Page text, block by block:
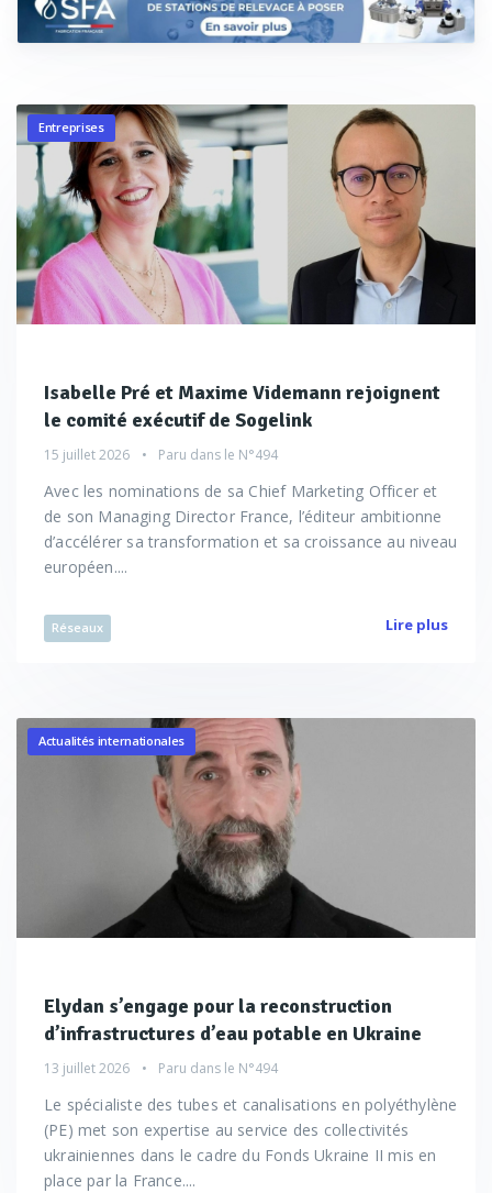
Entreprises
Isabelle Pré et Maxime Videmann rejoignent
le comité exécutif de Sogelink
15 juillet 2026 Paru dans le N°494
Avec les nominations de sa Chief Marketing Officer et
de son Managing Director France, l’éditeur ambitionne
d’accélérer sa transformation et sa croissance au niveau
européen....
Réseaux Lire plus
Actualités internationales
Elydan s’engage pour la reconstruction
d’infrastructures d’eau potable en Ukraine
13 juillet 2026 Paru dans le N°494
Le spécialiste des tubes et canalisations en polyéthylène
(PE) met son expertise au service des collectivités
ukrainiennes dans le cadre du Fonds Ukraine II mis en
place par la France....